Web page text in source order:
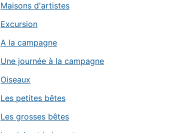
Maisons d'artistes
Excursion
A la campagne
Une journée à la campagne
Oiseaux
Les petites bêtes
Les grosses bêtes